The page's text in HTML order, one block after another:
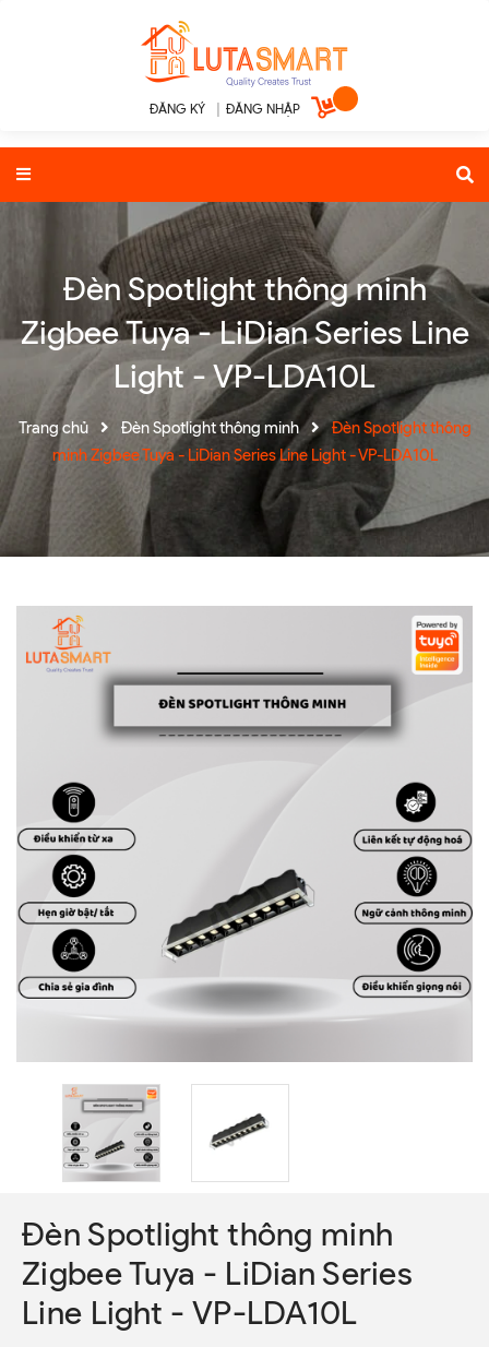
ĐĂNG KÝ ĐĂNG NHẬP
Đèn Spotlight thông minh
Zigbee Tuya - LiDian Series Line
Light - VP-LDA10L
Trang chủ Đèn Spotlight thông minh
Đèn Spotlight thông
minh Zigbee Tuya - LiDian Series Line Light - VP-LDA10L
Đèn Spotlight thông minh
Zigbee Tuya - LiDian Series
Line Light - VP-LDA10L